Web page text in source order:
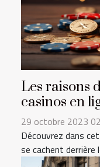
Les raisons
casinos en
29 octobre 2023
Découvrez dans
se cachent derrière